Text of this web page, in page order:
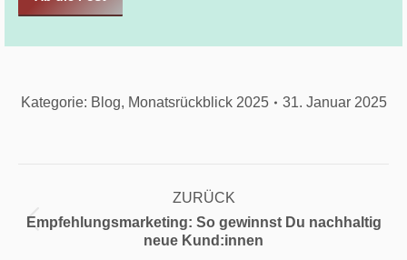
Kategorie: Blog, Monatsrückblick 2025 31. Januar 2025
ZURÜCK
Vorheriger
Beitrag:
Empfehlungsmarketing: So gewinnst Du nachhaltig
neue Kund:innen